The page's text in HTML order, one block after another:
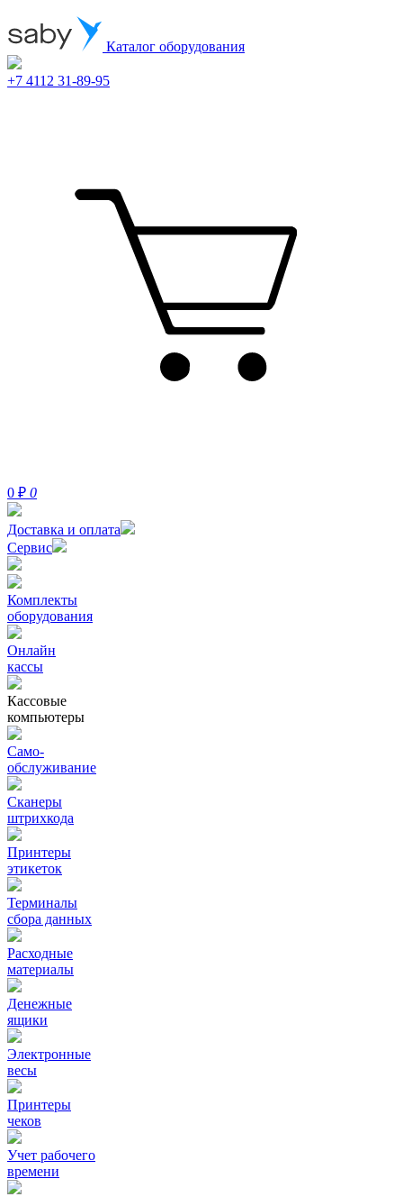
Каталог оборудования
+7 4112 31-89-95
0 ₽ 0
Доставка и оплата
Сервис
Комплекты
оборудования
Онлайн
кассы
Кассовые
компьютеры
Само-
обслуживание
Сканеры
штрихкода
Принтеры
этикеток
Терминалы
сбора данных
Расходные
материалы
Денежные
ящики
Электронные
весы
Принтеры
чеков
Учет рабочего
времени